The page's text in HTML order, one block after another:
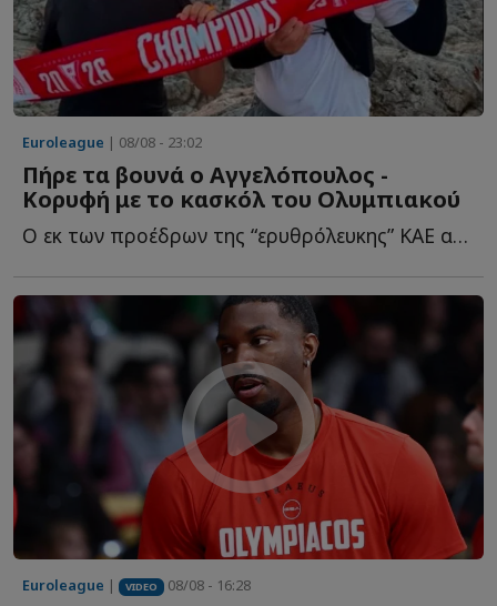
Euroleague | 08/08 - 23:02
Πήρε τα βουνά ο Αγγελόπουλος -
Κορυφή με το κασκόλ του Ολυμπιακού
Ο εκ των προέδρων της “ερυθρόλευκης” ΚΑΕ ανέβηκε σ...
Euroleague | VIDEO 08/08 - 16:28